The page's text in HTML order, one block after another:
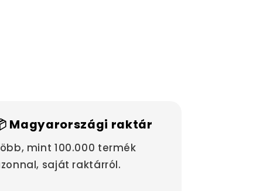
Magyarországi raktár
mint 100.000 termék
saját raktárról.